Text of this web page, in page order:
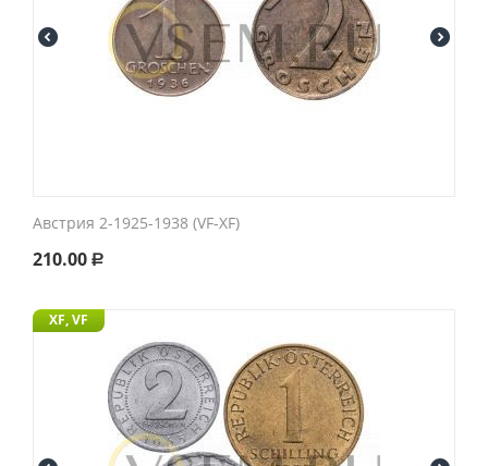
Австрия 2-1925-1938 (VF-XF)
210.00 Р
XF, VF